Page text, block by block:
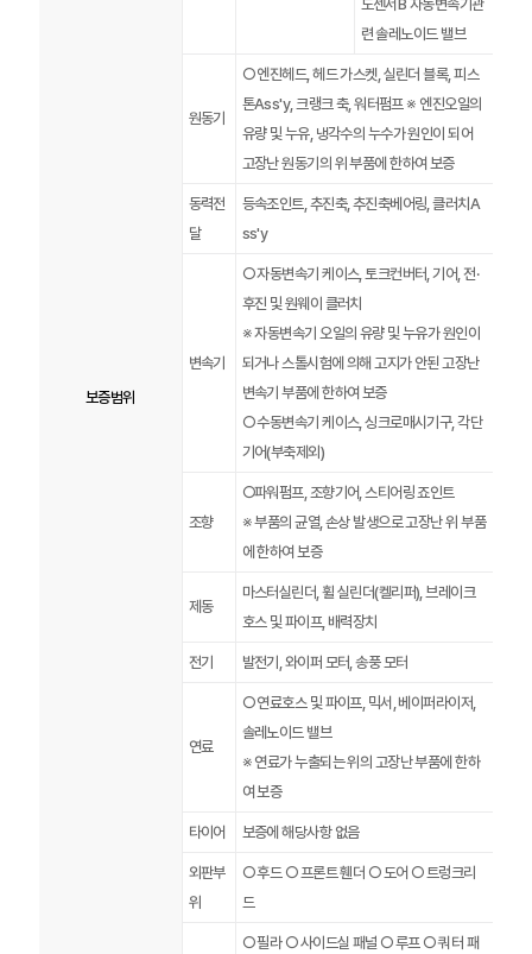
보증범위
도센서B 자동변속기관
련 솔레노이드 밸브
원동기
○ 엔진헤드, 헤드 가스켓, 실린더 블록, 피스
톤Ass'y, 크랭크 축, 워터펌프 ※ 엔진오일의
유량 및 누유, 냉각수의 누수가 원인이 되어
고장난 원동기의 위 부품에 한하여 보증
동력전
달
등속조인트, 추진축, 추진축베어링, 클러치A
ss'y
변속기
○ 자동변속기 케이스, 토크컨버터, 기어, 전·
후진 및 원웨이 클러치
※ 자동변속기 오일의 유량 및 누유가 원인이
되거나 스톨시험에 의해 고지가 안된 고장난
변속기 부품에 한하여 보증
○ 수동변속기 케이스, 싱크로매시기구, 각단
기어(부축제외)
조향
○파워펌프, 조향기어, 스티어링 죠인트
※ 부품의 균열, 손상 발생으로 고장난 위 부품
에 한하여 보증
제동
마스터실린더, 휠 실린더(켈리퍼), 브레이크
호스 및 파이프, 배력장치
전기 발전기, 와이퍼 모터, 송풍 모터
연료
○ 연료호스 및 파이프, 믹서, 베이퍼라이저,
솔레노이드 밸브
※ 연료가 누출되는 위의 고장난 부품에 한하
여 보증
타이어 보증에 해당사항 없음
외판부
위
○ 후드 ○ 프론트 휀더 ○ 도어 ○ 트렁크리
드
○ 필라 ○ 사이드실 패널 ○ 루프 ○ 쿼터 패